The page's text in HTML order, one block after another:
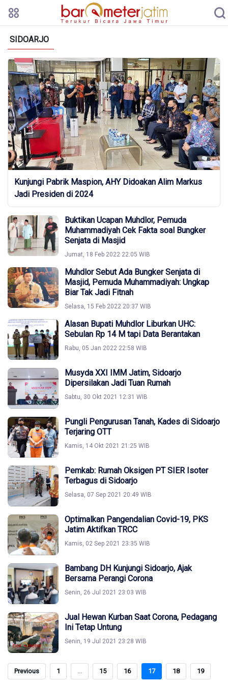
SIDOARJO
Kunjungi Pabrik Maspion, AHY Didoakan Alim Markus
Jadi Presiden di 2024
Buktikan Ucapan Muhdlor, Pemuda
Muhammadiyah Cek Fakta soal Bungker
Senjata di Masjid
Jumat, 18 Feb 2022 22:05 WIB
Muhdlor Sebut Ada Bungker Senjata di
Masjid, Pemuda Muhammadiyah: Ungkap
Biar Tak Jadi Fitnah
Selasa, 15 Feb 2022 20:37 WIB
Alasan Bupati Muhdlor Liburkan UHC:
Sebulan Rp 14 M tapi Data Berantakan
Rabu, 05 Jan 2022 22:58 WIB
Musyda XXI IMM Jatim, Sidoarjo
Dipersilakan Jadi Tuan Rumah
Sabtu, 30 Okt 2021 12:31 WIB
Pungli Pengurusan Tanah, Kades di Sidoarjo
Terjaring OTT
Kamis, 14 Okt 2021 21:25 WIB
Pemkab: Rumah Oksigen PT SIER Isoter
Terbagus di Sidoarjo
Selasa, 07 Sep 2021 20:49 WIB
Optimalkan Pangendalian Covid-19, PKS
Jatim Aktifkan TRCC
Kamis, 02 Sep 2021 23:35 WIB
Bambang DH Kunjungi Sidoarjo, Ajak
Bersama Perangi Corona
Senin, 26 Jul 2021 23:03 WIB
Jual Hewan Kurban Saat Corona, Pedagang
Ini Tetap Untung
Senin, 19 Jul 2021 23:28 WIB
Previous 1 ... 15 16 17 18 19